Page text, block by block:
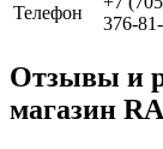
Телефон
376-
Отзывы и
магазин